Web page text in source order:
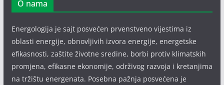
O nama
Energologija je sajt posvećen prvenstveno vijestima iz
oblasti energije, obnovljivih izvora energije, energetske
efikasnosti, zaštite životne sredine, borbi protiv klimatskih
promjena, efikasne ekonomije, održivog razvoja i kretanjima
na tržištu energenata. Posebna pažnja posvećena je